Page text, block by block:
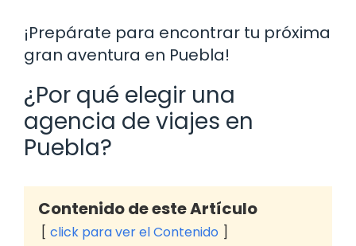
¡Prepárate para encontrar tu próxima
gran aventura en Puebla!
¿Por qué elegir una
agencia de viajes en
Puebla?
Contenido de este Artículo
click para ver el Contenido